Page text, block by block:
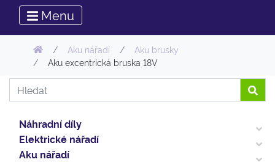
Menu
Aku nářadí
Aku brusky
Aku excentrická bruska 18V
Náhradní díly
Elektrické nářadí
Aku nářadí